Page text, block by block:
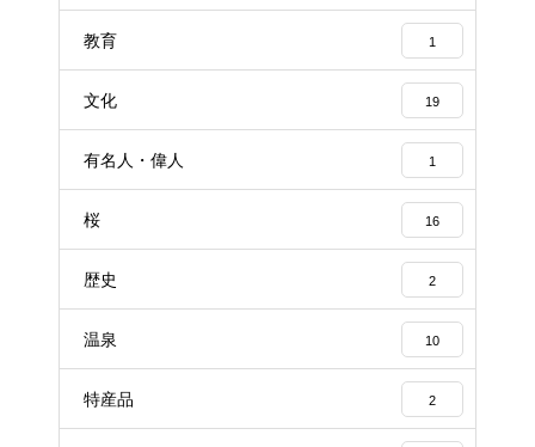
教育 1
文化 19
有名人・偉人 1
桜 16
歴史 2
温泉 10
特産品 2